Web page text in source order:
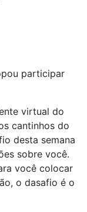
participar
virtual do
cantinhos do
desta semana
sobre você.
você colocar
o dasafio é o